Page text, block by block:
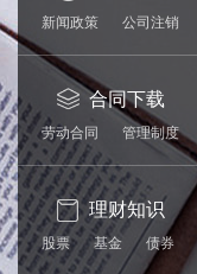
新闻政策 公司注销
合同下载
劳动合同 管理制度
理财知识
股票 基金 债券